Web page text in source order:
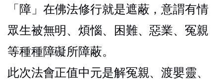
「障」在佛法修行就是遮蔽，意謂有情
眾生被無明、煩惱、困難、惡業、冤親
等種種障礙所障蔽。
此次法會正值中元是解冤親、渡嬰靈、